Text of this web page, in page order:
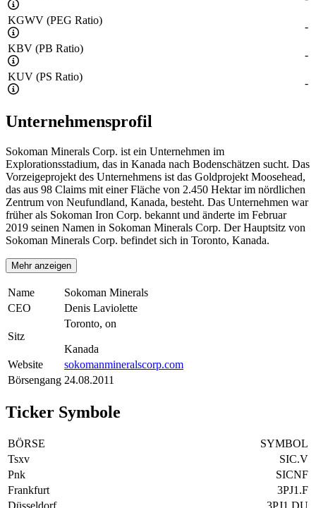
KGWV (PEG Ratio)
-
KBV (PB Ratio)
-
KUV (PS Ratio)
-
Unternehmensprofil
Sokoman Minerals Corp. ist ein Unternehmen im
Explorationsstadium, das in Kanada nach Bodenschätzen sucht. Das
Vorzeigeprojekt des Unternehmens ist das Goldprojekt Moosehead,
das aus 98 Claims mit einer Fläche von 2.450 Hektar im nördlichen
Zentrum von Neufundland, Kanada, besteht. Das Unternehmen war
früher als Sokoman Iron Corp. bekannt und änderte im Februar
2019 seinen Namen in Sokoman Minerals Corp. Der Hauptsitz von
Sokoman Minerals Corp. befindet sich in Toronto, Kanada.
Mehr anzeigen
Name
Sokoman Minerals
CEO
Denis Laviolette
Sitz
Toronto, on
Kanada
Website
sokomanmineralscorp.com
Börsengang 24.08.2011
Ticker Symbole
BÖRSE
SYMBOL
Tsxv
SIC.V
Pnk
SICNF
Frankfurt
3PJ1.F
Düsseldorf
3PJ1.DU